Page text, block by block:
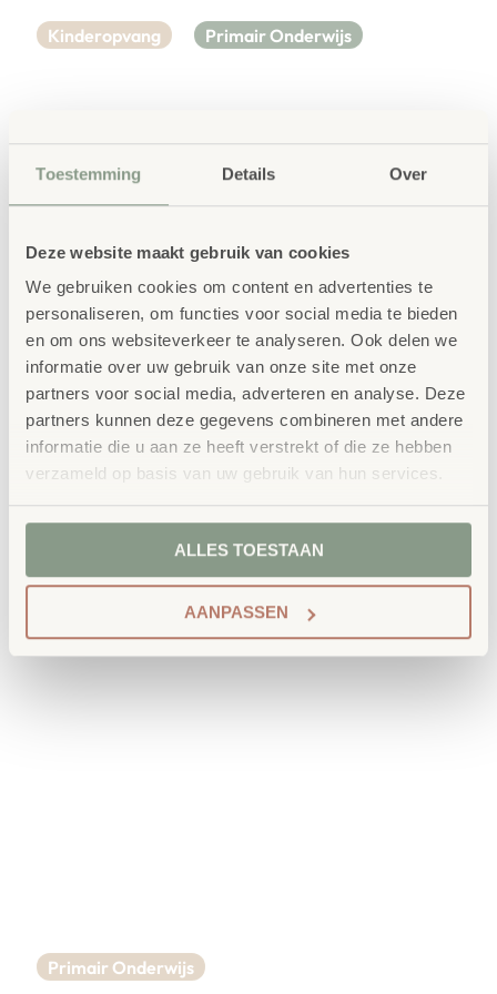
Toestemming Details Over
Deze website maakt gebruik van cookies
We gebruiken cookies om content en advertenties te
personaliseren, om functies voor social media te bieden
en om ons websiteverkeer te analyseren. Ook delen we
informatie over uw gebruik van onze site met onze
partners voor social media, adverteren en analyse. Deze
partners kunnen deze gegevens combineren met andere
informatie die u aan ze heeft verstrekt of die ze hebben
verzameld op basis van uw gebruik van hun services.
ALLES TOESTAAN
AANPASSEN
Kinderopvang Primair Onderwijs
Kinderopvang
Kinderopvang Wasko
Primair Onderwijs